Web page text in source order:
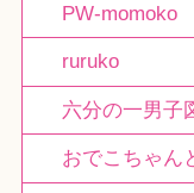
PW-momoko
ruruko
六分の一男子
おでこちゃん